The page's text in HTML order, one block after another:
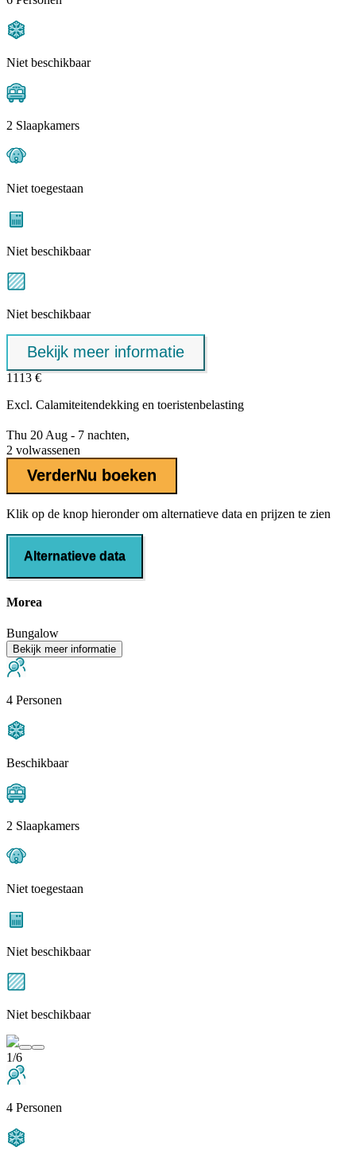
Niet beschikbaar
2 Slaapkamers
Niet toegestaan
Niet beschikbaar
Niet beschikbaar
Bekijk meer informatie
1113 €
Excl. Calamiteitendekking en toeristenbelasting
Thu 20 Aug - 7 nachten,
2 volwassenen
VerderNu boeken
Klik op de knop hieronder om alternatieve data en prijzen te zien
Alternatieve data
Morea
Bungalow
Bekijk meer informatie
4 Personen
Beschikbaar
2 Slaapkamers
Niet toegestaan
Niet beschikbaar
Niet beschikbaar
1/6
4 Personen